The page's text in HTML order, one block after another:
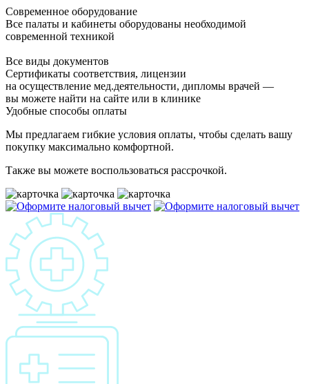
Современное оборудование
Все палаты и кабинеты оборудованы необходимой
современной техникой
Все виды документов
Сертификаты соответствия, лицензии
на осуществление мед.деятельности, дипломы врачей —
вы можете найти на сайте или в клинике
Удобные способы оплаты
Мы предлагаем гибкие условия оплаты, чтобы сделать вашу
покупку максимально комфортной.
Также вы можете воспользоваться рассрочкой.